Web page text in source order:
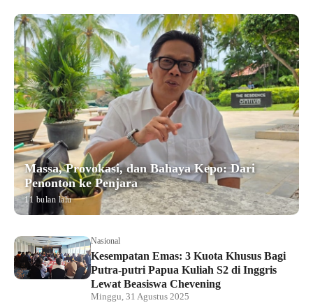
Massa, Provokasi, dan Bahaya Kepo: Dari
Penonton ke Penjara
11 bulan lalu
Nasional
Kesempatan Emas: 3 Kuota Khusus Bagi
Putra-putri Papua Kuliah S2 di Inggris
Lewat Beasiswa Chevening
Minggu, 31 Agustus 2025